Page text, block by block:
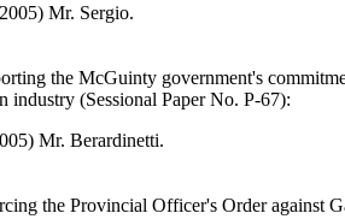
Mr. Sergio.
the McGuinty government's
industry (Sessional Paper No. P-67):
Mr. Berardinetti.
the Provincial Officer's Order against